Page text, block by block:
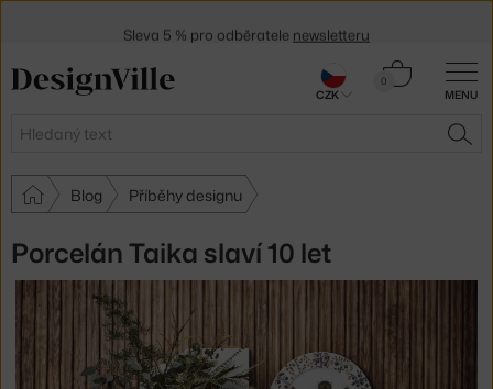
MENU
Hledat
0
Košík
Blog Příběhy designu
Porcelán Taika slaví 10 let
CZK